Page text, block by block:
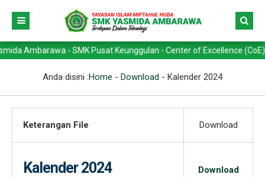
Ambarawa - SMK Pusat Keunggulan - Center of Excellence
Anda disini :Home - Download - Kalender 2024
Keterangan File Download
Kalender 2024 Download